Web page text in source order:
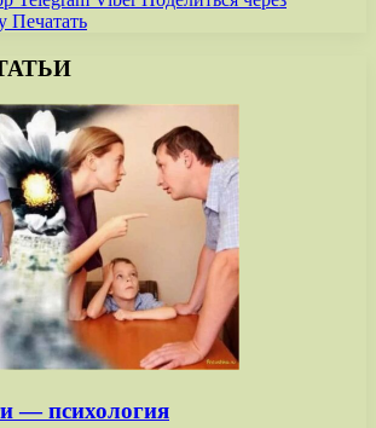
Печатать
— психология